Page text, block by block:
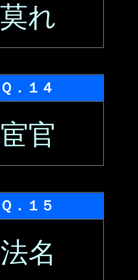
莫れ
Ｑ．１４
宦官
Ｑ．１５
法名